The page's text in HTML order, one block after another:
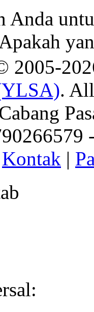
Anda
2005-
.
Kontak |